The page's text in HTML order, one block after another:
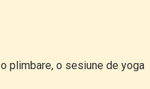
plimbare, o sesiune de yoga